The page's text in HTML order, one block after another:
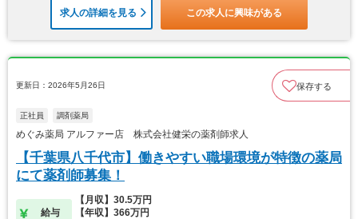
求人の詳細を見る この求人に興味がある
更新日：2026年5月26日 保存する
正社員 調剤薬局
めぐみ薬局 アルファー店 株式会社健栄の薬剤師求人
【千葉県八千代市】働きやすい職場環境が特徴の薬局
にて薬剤師募集！
給与
【月収】30.5万円
【年収】366万円